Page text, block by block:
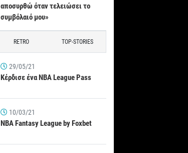
αποσυρθώ όταν τελειώσει το
συμβόλαιό μου»
RETRO TOP-STORIES
29/05/21
Κέρδισε ένα NBA League Pass
10/03/21
NBA Fantasy League by Foxbet